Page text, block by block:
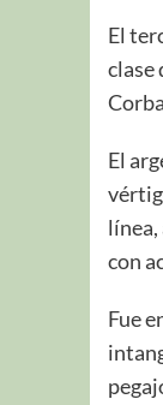
El
clase
El
línea,
con
Fue